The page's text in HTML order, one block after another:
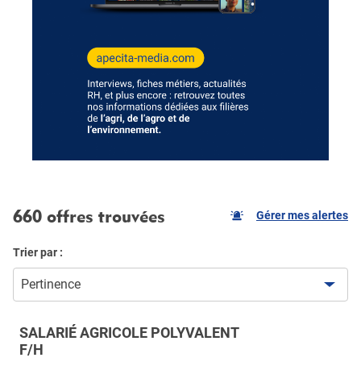
660 offres trouvées Gérer mes alertes
Trier par :
Pertinence
SALARIÉ AGRICOLE POLYVALENT
F/H